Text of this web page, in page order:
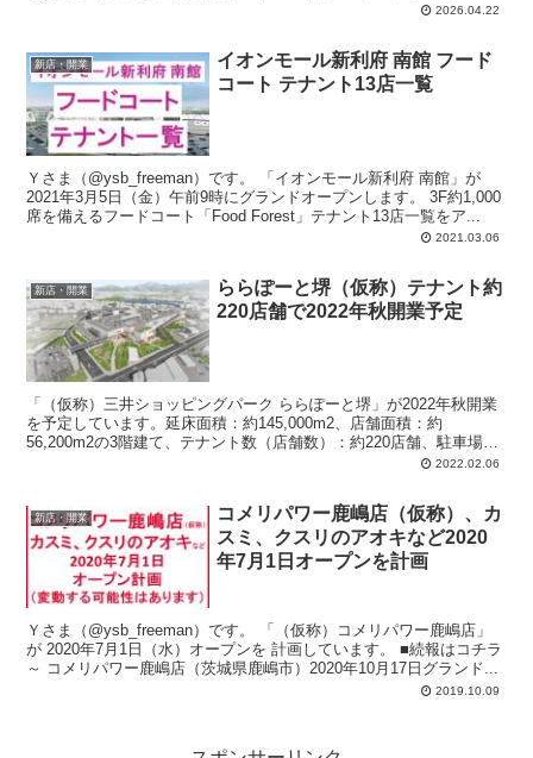
2026.04.22
新店・開業
イオンモール新利府 南館 フード
コート テナント13店一覧
Ｙさま（@ysb_freeman）です。 「イオンモール新利府 南館」が
2021年3月5日（金）午前9時にグランドオープンします。 3F約1,000
席を備えるフードコート「Food Forest」テナント13店一覧をア...
2021.03.06
新店・開業
ららぽーと堺（仮称）テナント約
220店舗で2022年秋開業予定
「（仮称）三井ショッピングパーク ららぽーと堺」が2022年秋開業
を予定しています。延床面積：約145,000m2、店舗面積：約
56,200m2の3階建て、テナント数（店舗数）：約220店舗、駐車場台
数：約3,050台を予定。大阪府堺市美原区黒山22番1他。国道309号線
2022.02.06
新店・開業
コメリパワー鹿嶋店（仮称）、カ
スミ、クスリのアオキなど2020
年7月1日オープンを計画
Ｙさま（@ysb_freeman）です。 「（仮称）コメリパワー鹿嶋店」
が 2020年7月1日（水）オープンを 計画しています。 ■続報はコチラ
～ コメリパワー鹿嶋店（茨城県鹿嶋市）2020年10月17日グランド...
2019.10.09